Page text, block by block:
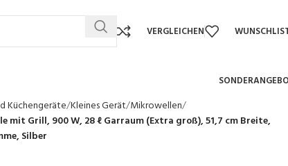
VERGLEICHEN
Küchengeräte Kleines Gerät Mikrowellen
mit Grill, 900 W, 28 ℓ Garraum (Extra groß), 51,7 cm Breite,
Silber